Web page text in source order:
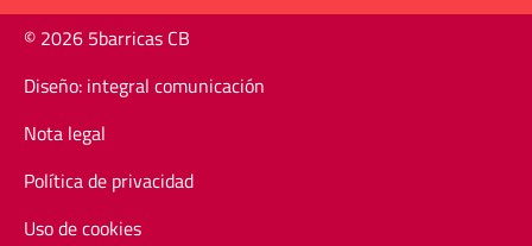
© 2026 5barricas CB
Diseño: integral comunicación
Nota legal
Política de privacidad
Uso de cookies